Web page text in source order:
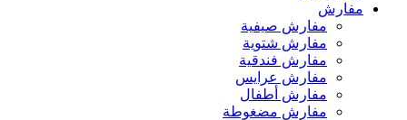
مفارش
مفارش صيفية
مفارش شتوية
مفارش فندقية
مفارش عرايس
مفارش أطفال
مفارش مضغوطة